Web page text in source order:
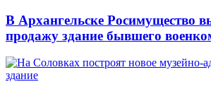
В Архангельске Росимущество
продажу здание бывшего